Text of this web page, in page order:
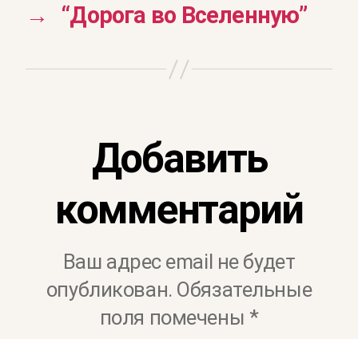
→
“Дорога во Вселенную”
Добавить
комментарий
Ваш адрес email не будет
опубликован. Обязательные
поля помечены *